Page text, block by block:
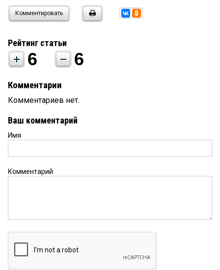
Комментировать
Рейтинг статьи
6 6
Комментарии
Комментариев нет.
Ваш комментарий
Имя
Комментарий